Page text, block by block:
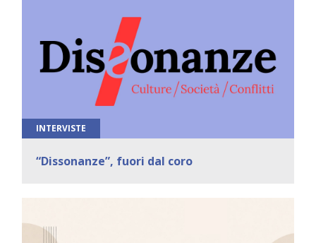
INTERVISTE
“Dissonanze”, fuori dal coro